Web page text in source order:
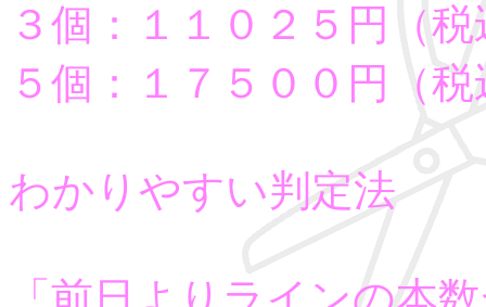
３個：１１０２５円（
５個：１７５００円（
わかりやすい判定法